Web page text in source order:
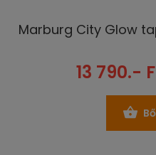
Marburg City Glow
13 790.-